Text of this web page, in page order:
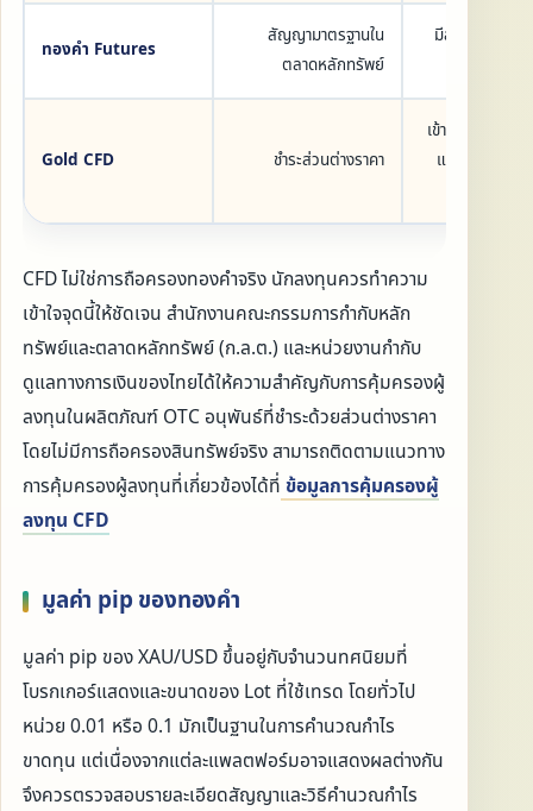
ทองคำ Futures
สัญญามาตรฐานใน
ตลาดหลักทรัพย์
มีสภาพคล่องแ
Gold CFD ชำระส่วนต่างราคา
เข้าถึงได้ด้วยเงิ
และสามารถเท
CFD ไม่ใช่การถือครองทองคำจริง นักลงทุนควรทำความ
เข้าใจจุดนี้ให้ชัดเจน สำนักงานคณะกรรมการกำกับหลัก
ทรัพย์และตลาดหลักทรัพย์ (ก.ล.ต.) และหน่วยงานกำกับ
ดูแลทางการเงินของไทยได้ให้ความสำคัญกับการคุ้มครองผู้
ลงทุนในผลิตภัณฑ์ OTC อนุพันธ์ที่ชำระด้วยส่วนต่างราคา
โดยไม่มีการถือครองสินทรัพย์จริง สามารถติดตามแนวทาง
การคุ้มครองผู้ลงทุนที่เกี่ยวข้องได้ที่ ข้อมูลการคุ้มครองผู้
ลงทุน CFD
มูลค่า pip ของทองคำ
มูลค่า pip ของ XAU/USD ขึ้นอยู่กับจำนวนทศนิยมที่
โบรกเกอร์แสดงและขนาดของ Lot ที่ใช้เทรด โดยทั่วไป
หน่วย 0.01 หรือ 0.1 มักเป็นฐานในการคำนวณกำไร
ขาดทุน แต่เนื่องจากแต่ละแพลตฟอร์มอาจแสดงผลต่างกัน
จึงควรตรวจสอบรายละเอียดสัญญาและวิธีคำนวณกำไร